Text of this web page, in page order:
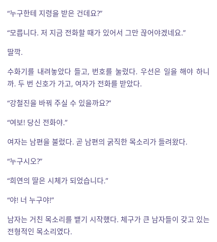
“누구한테 지령을 받은 건데요?”
“모릅니다. 저 지금 전화할 때가 있어서 그만 끊어야겠네요.”
딸깍.
수화기를 내려놓았다 들고, 번호를 눌렀다. 우선은 일을 해야 하니
까. 두 번 신호가 가고, 여자가 전화를 받았다.
“강철진을 바꿔 주실 수 있을까요?”
“여보! 당신 전화야.”
여자는 남편을 불렀다. 곧 남편의 굵직한 목소리가 들려왔다.
“누구시오?”
“희연의 딸은 시체가 되었습니다.”
“야! 너 누구야!”
남자는 거친 목소리를 뱉기 시작했다. 체구가 큰 남자들이 갖고 있는
전형적인 목소리였다.